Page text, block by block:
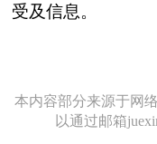
受及信息。
本内容部分来源于网
以通过邮箱